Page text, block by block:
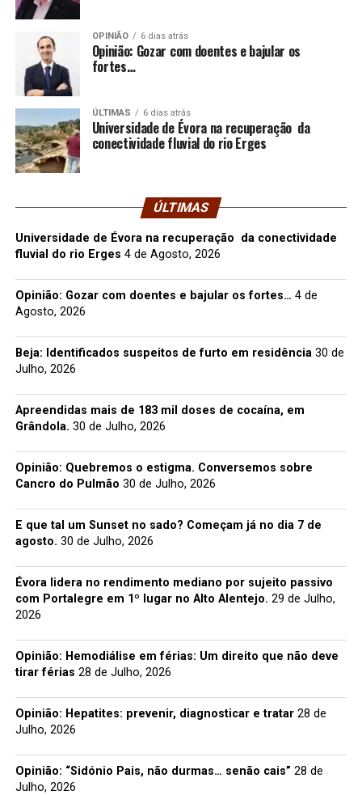
OPINIÃO 6 dias atrás
Opinião: Gozar com doentes e bajular os
fortes…
ÚLTIMAS 6 dias atrás
Universidade de Évora na recuperação da
conectividade fluvial do rio Erges
ÚLTIMAS
Universidade de Évora na recuperação da conectividade
fluvial do rio Erges 4 de Agosto, 2026
Opinião: Gozar com doentes e bajular os fortes… 4 de
Agosto, 2026
Beja: Identificados suspeitos de furto em residência 30 de
Julho, 2026
Apreendidas mais de 183 mil doses de cocaína, em
Grândola. 30 de Julho, 2026
Opinião: Quebremos o estigma. Conversemos sobre
Cancro do Pulmão 30 de Julho, 2026
E que tal um Sunset no sado? Começam já no dia 7 de
agosto. 30 de Julho, 2026
Évora lidera no rendimento mediano por sujeito passivo
com Portalegre em 1º lugar no Alto Alentejo. 29 de Julho,
2026
Opinião: Hemodiálise em férias: Um direito que não deve
tirar férias 28 de Julho, 2026
Opinião: Hepatites: prevenir, diagnosticar e tratar 28 de
Julho, 2026
Opinião: “Sidónio Pais, não durmas… senão cais” 28 de
Julho, 2026